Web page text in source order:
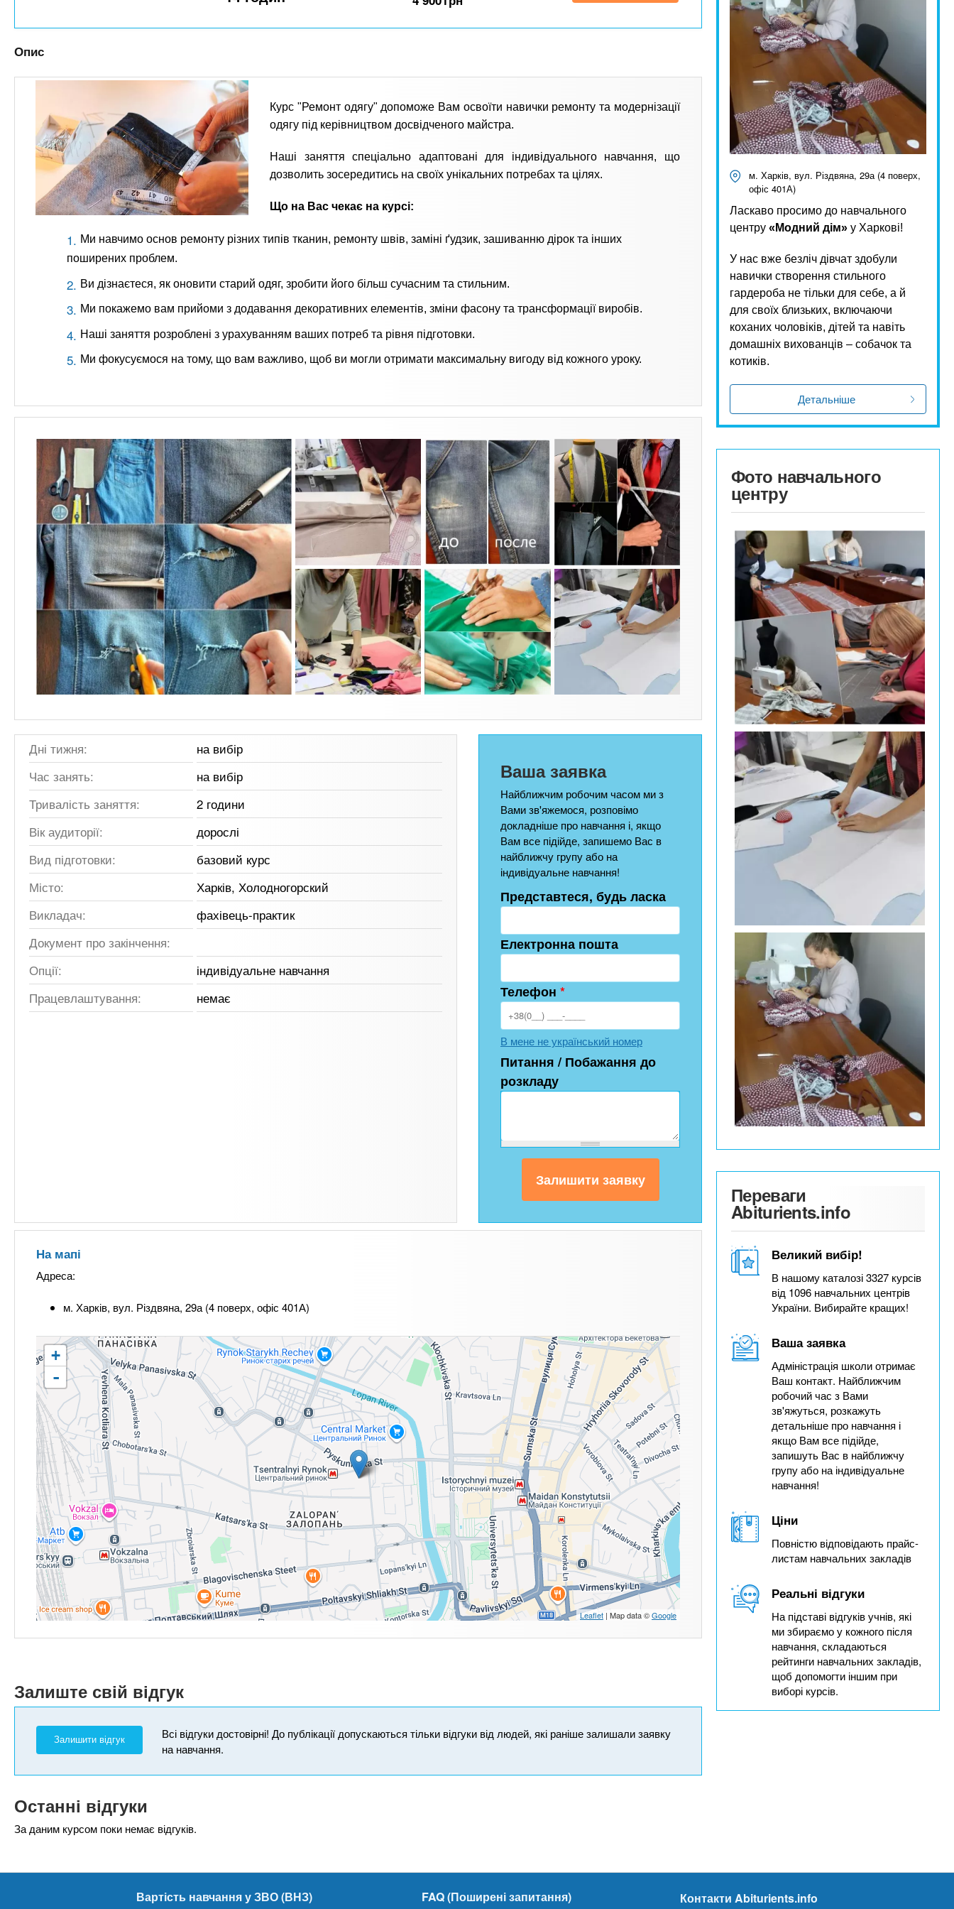
n
t
s
n
х
з
Опис
Курс "Ремонт одягу" допоможе Вам освоїти навички ремонту та модернізації
одягу під керівництвом досвідченого майстра.
Наші заняття спеціально адаптовані для індивідуального навчання, що
дозволить зосередитись на своїх унікальних потребах та цілях.
Що на Вас чекає на курсі:
Ми навчимо основ ремонту різних типів тканин, ремонту швів, заміні ґудзик, зашиванню дірок та інших
поширених проблем.
Ви дізнаєтеся, як оновити старий одяг, зробити його більш сучасним та стильним.
Ми покажемо вам прийоми з додавання декоративних елементів, зміни фасону та трансформації виробів.
Наші заняття розроблені з урахуванням ваших потреб та рівня підготовки.
Ми фокусуємося на тому, що вам важливо, щоб ви могли отримати максимальну вигоду від кожного уроку.
Дні тижня:
на вибір
Час занять:
на вибір
Тривалість заняття:
2 години
Вік аудиторії:
дорослі
Вид підготовки:
базовий курс
Місто:
Харків, Холодногорский
Викладач:
фахівець-практик
Документ про закінчення:
Опції:
індивідуальне навчання
Працевлаштування:
немає
Ваша заявка
Найближчим робочим часом ми з
Вами зв'яжемося, розповімо
докладніше про навчання і, якщо
Вам все підійде, запишемо Вас в
найближчу групу або на
індивідуальне навчання!
Представтеся, будь ласка
Електронна пошта
Телефон *
В мене не український номер
Питання / Побажання до
розкладу
На мапі
Адреса:
м. Харків, вул. Різдвяна, 29а (4 поверх, офіс 401А)
+
-
Leaflet | Map data ©Google
Залиште свій відгук
Залишити відгук
Всі відгуки достовірні! До публікації допускаються тільки відгуки від людей, які раніше залишали заявку
на навчання.
Останні відгуки
За даним курсом поки немає відгуків.
м. Харків, вул. Різдвяна, 29а (4 поверх,
офіс 401А)
Ласкаво просимо до навчального
центру «Модний дім» у Харкові!
У нас вже безліч дівчат здобули
навички створення стильного
гардероба не тільки для себе, а й
для своїх близьких, включаючи
коханих чоловіків, дітей та навіть
домашніх вихованців – собачок та
котиків.
Детальніше
Фото навчального
центру
Переваги
Abiturients.info
Великий вибір!
В нашому каталозі 3327 курсів
від 1096 навчальних центрів
України. Вибирайте кращих!
Ваша заявка
Адміністрація школи отримає
Ваш контакт. Найближчим
робочий час з Вами
зв'яжуться, розкажуть
детальніше про навчання і
якщо Вам все підійде,
запишуть Вас в найближчу
групу або на індивідуальне
навчання!
Ціни
Повністю відповідають прайс-
листам навчальних закладів
Реальні відгуки
На підставі відгуків учнів, які
ми збираємо у кожного після
навчання, складаються
рейтинги навчальних закладів,
щоб допомогти іншим при
виборі курсів.
Вартість навчання у ЗВО (ВНЗ)
FAQ (Поширені запитання)
Контакти Abiturients.info